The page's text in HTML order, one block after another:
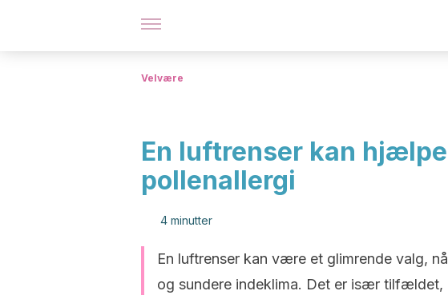
Velvære
En luftrenser kan
pollenallergi
4 minutter
En luftrenser kan være et glimrende valg,
og sundere indeklima. Det er især tilfældet,